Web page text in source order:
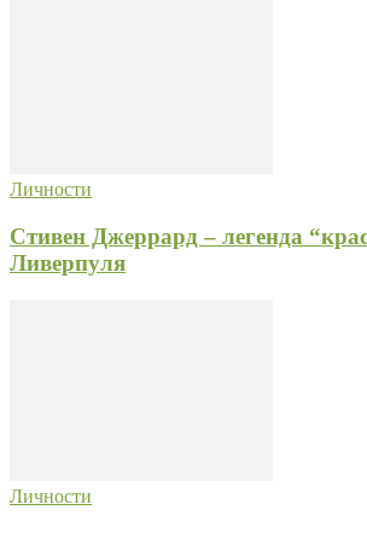
Личности
Стивен Джеррард – легенда
Ливерпуля
Личности